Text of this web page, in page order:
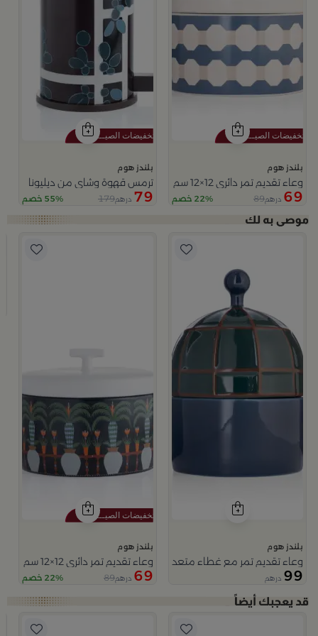
بلندز هوم
وعاء تقديم تمر دائري 12×12 سم أبيض وأزرق من الخزف الحجري بغطاء من أزوريا
69 درهم89 22% خصم
بلندز هوم
ترمس قهوة وشاي من ديليونا
79 درهم179 55% خصم
بلندز هوم
وعاء تقديم تمر مع غطاء متعدد الالوان من ميرلان
99 درهم
بلندز هوم
وعاء تقديم تمر دائري 12×12 سم متعدد الألوان من السيراميك مع غطاء من سيلورا
69 درهم89 22% خصم